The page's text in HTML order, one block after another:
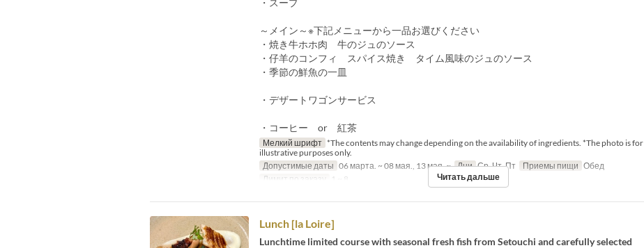
～メイン～※下記メニューから一品お選びください
・焼き牛ホホ肉 牛のジュのソース
・仔羊のコンフィ スパイス焼き タイム風味のジュのソース
・季節の鮮魚の一皿
・デザートワゴンサービス
・コーヒー or 紅茶
Мелкий шрифт *The contents may change depending on the availability of ingredients. *The photo is for
illustrative purposes only.
Допустимые даты 06 марта. ~ 08 мая., 13 мая. ~ Дни Ср, Чт, Пт Приемы пищи Обед
Лимит по заказу
1 ~ 8 Читать дальше
Lunch [la Loire]
Lunchtime limited course with seasonal fresh fish from Setouchi and carefully selected